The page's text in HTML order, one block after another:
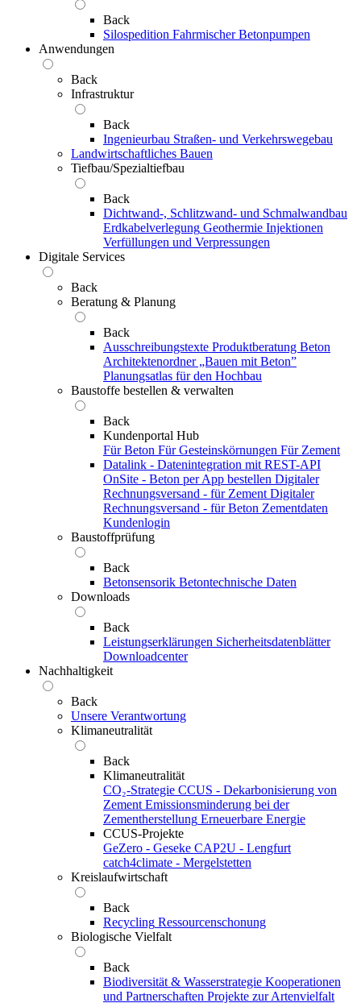
Back
Silospedition Fahrmischer Betonpumpen
Anwendungen
Back
Infrastruktur
Back
Ingenieurbau Straßen- und Verkehrswegebau
Landwirtschaftliches Bauen
Tiefbau/Spezialtiefbau
Back
Dichtwand-, Schlitzwand- und Schmalwandbau
Erdkabelverlegung Geothermie Injektionen
Verfüllungen und Verpressungen
Digitale Services
Back
Beratung & Planung
Back
Ausschreibungstexte Produktberatung Beton
Architektenordner „Bauen mit Beton”
Planungsatlas für den Hochbau
Baustoffe bestellen & verwalten
Back
Kundenportal Hub
Für Beton Für Gesteinskörnungen Für Zement
Datalink - Datenintegration mit REST-API
OnSite - Beton per App bestellen Digitaler
Rechnungsversand - für Zement Digitaler
Rechnungsversand - für Beton Zementdaten
Kundenlogin
Baustoffprüfung
Back
Betonsensorik Betontechnische Daten
Downloads
Back
Leistungserklärungen Sicherheitsdatenblätter
Downloadcenter
Nachhaltigkeit
Back
Unsere Verantwortung
Klimaneutralität
Back
Klimaneutralität
CO₂-Strategie CCUS - Dekarbonisierung von
Zement Emissionsminderung bei der
Zementherstellung Erneuerbare Energie
CCUS-Projekte
GeZero - Geseke CAP2U - Lengfurt
catch4climate - Mergelstetten
Kreislaufwirtschaft
Back
Recycling Ressourcenschonung
Biologische Vielfalt
Back
Biodiversität & Wasserstrategie Kooperationen
und Partnerschaften Projekte zur Artenvielfalt